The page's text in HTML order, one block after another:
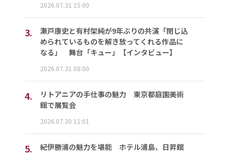
2026.07.31 15:00
3.
瀬戸康史と有村架純が9年ぶりの共演「閉じ込
められているものを解き放ってくれる作品に
なる」 舞台「キュー」【インタビュー】
2026.07.31 08:00
4.
リトアニアの手仕事の魅力 東京都庭園美術
館で展覧会
2026.07.30 11:01
5.
紀伊勝浦の魅力を堪能 ホテル浦島、日昇館